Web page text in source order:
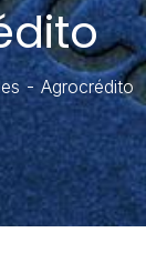
Agrocrédito